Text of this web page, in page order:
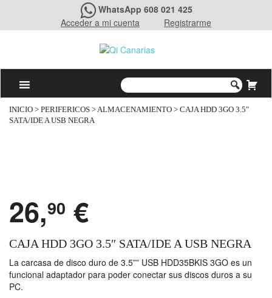
WhatsApp 608 021 425
Acceder a mi cuenta
Registrarme
INICIO > PERIFERICOS >ALMACENAMIENTO > CAJA HDD 3GO 3.5″
SATA/IDE A USB NEGRA
26,90 €
CAJA HDD 3GO 3.5″ SATA/IDE A USB NEGRA
La carcasa de disco duro de 3.5”” USB HDD35BKIS 3GO es un
funcional adaptador para poder conectar sus discos duros a su
PC.